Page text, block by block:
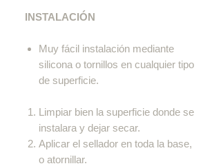
INSTALACIÓN
Muy fácil instalación mediante
silicona o tornillos en cualquier tipo
de superficie.
Limpiar bien la superficie donde se
instalara y dejar secar.
Aplicar el sellador en toda la base,
o atornillar.